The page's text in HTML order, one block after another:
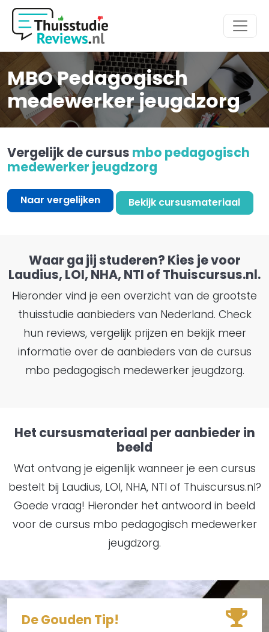
Hoofdmenu
MBO Pedagogisch
medewerker jeugdzorg
Vergelijk de cursus mbo pedagogisch
medewerker jeugdzorg
Naar vergelijken Bekijk cursusmateriaal
Waar ga jij studeren? Kies je voor
Laudius, LOI, NHA, NTI of Thuiscursus.nl.
Hieronder vind je een overzicht van de grootste
thuisstudie aanbieders van Nederland. Check
hun reviews, vergelijk prijzen en bekijk meer
informatie over de aanbieders van de cursus
mbo pedagogisch medewerker jeugdzorg.
Het cursusmateriaal per aanbieder in
beeld
Wat ontvang je eigenlijk wanneer je een cursus
bestelt bij Laudius, LOI, NHA, NTI of Thuiscursus.nl?
Goede vraag! Hieronder het antwoord in beeld
voor de cursus mbo pedagogisch medewerker
jeugdzorg.
De Gouden Tip!